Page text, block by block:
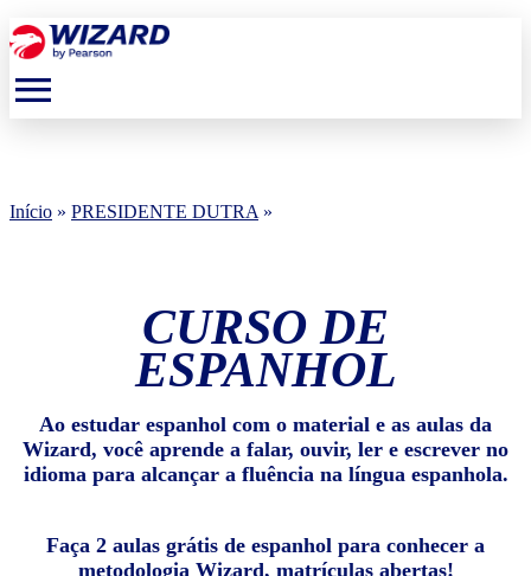
menu
Início » PRESIDENTE DUTRA »
CURSO DE
ESPANHOL
Ao estudar espanhol com o material e as aulas da
Wizard, você aprende a falar, ouvir, ler e escrever no
idioma para alcançar a fluência na língua espanhola.
Faça 2 aulas grátis de espanhol para conhecer a
metodologia Wizard, matrículas abertas!